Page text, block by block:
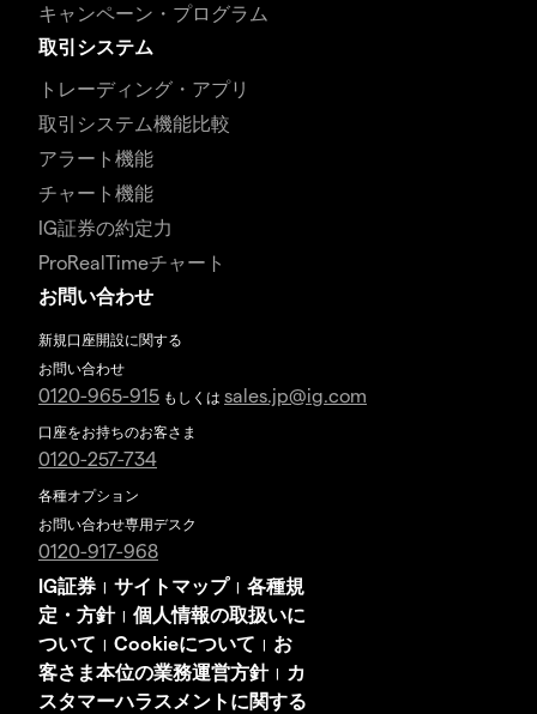
キャンペーン・プログラム
取引システム
トレーディング・アプリ
取引システム機能比較
アラート機能
チャート機能
IG証券の約定力
ProRealTimeチャート
お問い合わせ
新規口座開設に関する
お問い合わせ
0120-965-915 もしくは sales.jp@ig.com
口座をお持ちのお客さま
0120-257-734
各種オプション
お問い合わせ専用デスク
0120-917-968
IG証券 | サイトマップ | 各種規
定・方針| 個人情報の取扱いに
ついて | Cookieについて | お
客さま本位の業務運営方針|
カ
スタマーハラスメントに関する